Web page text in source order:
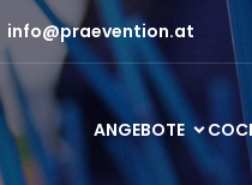
info@praevention.at
ANGEBOTE